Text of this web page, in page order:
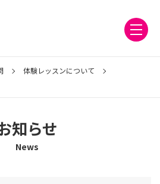
体験レッスンについて
知らせ
News